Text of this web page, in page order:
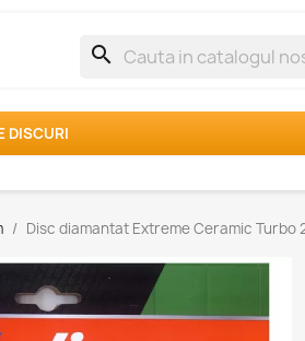
search
DISCURI
Disc diamantat Extreme Ceramic Turbo